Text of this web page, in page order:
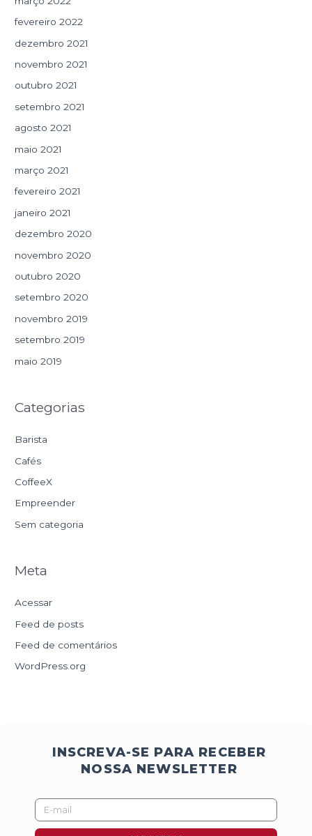
fevereiro 2022
dezembro 2021
novembro 2021
outubro 2021
setembro 2021
agosto 2021
maio 2021
março 2021
fevereiro 2021
janeiro 2021
dezembro 2020
novembro 2020
outubro 2020
setembro 2020
novembro 2019
setembro 2019
maio 2019
Categorias
Barista
Cafés
CoffeeX
Empreender
Sem categoria
Meta
Acessar
Feed de posts
Feed de comentários
WordPress.org
INSCREVA-SE PARA RECEBER
NOSSA NEWSLETTER
E-
mail